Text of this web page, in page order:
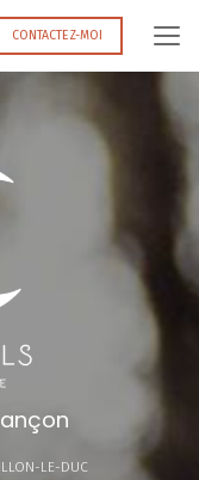
CONTACTEZ-MOI
LE-DUC